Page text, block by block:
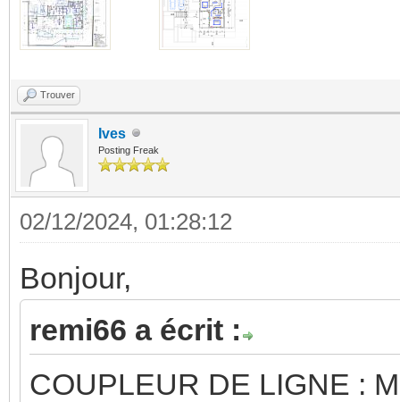
Trouver
Ives
Posting Freak
02/12/2024, 01:28:12
Bonjour,
remi66 a écrit :
COUPLEUR DE LIGNE :